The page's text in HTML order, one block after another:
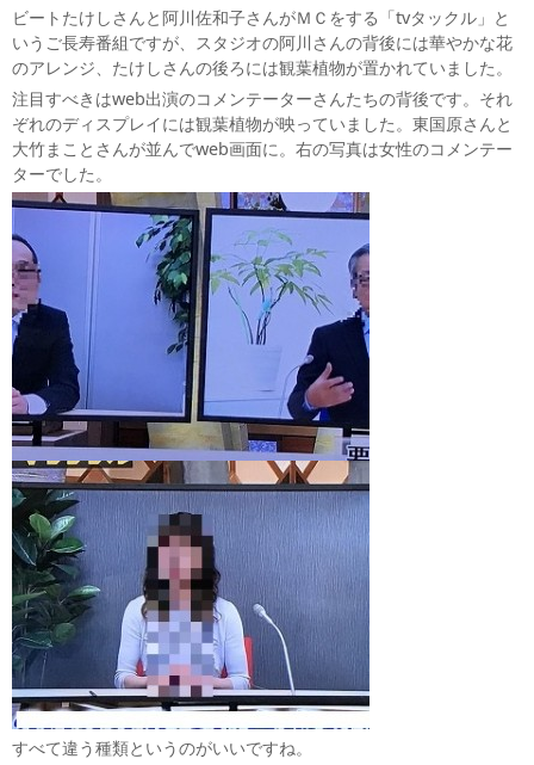
ビートたけしさんと阿川佐和子さんがＭＣをする「tvタックル」と
いうご長寿番組ですが、スタジオの阿川さんの背後には華やかな花
のアレンジ、たけしさんの後ろには観葉植物が置かれていました。
注目すべきはweb出演のコメンテーターさんたちの背後です。それ
ぞれのディスプレイには観葉植物が映っていました。東国原さんと
大竹まことさんが並んでweb画面に。右の写真は女性のコメンテー
ターでした。
すべて違う種類というのがいいですね。